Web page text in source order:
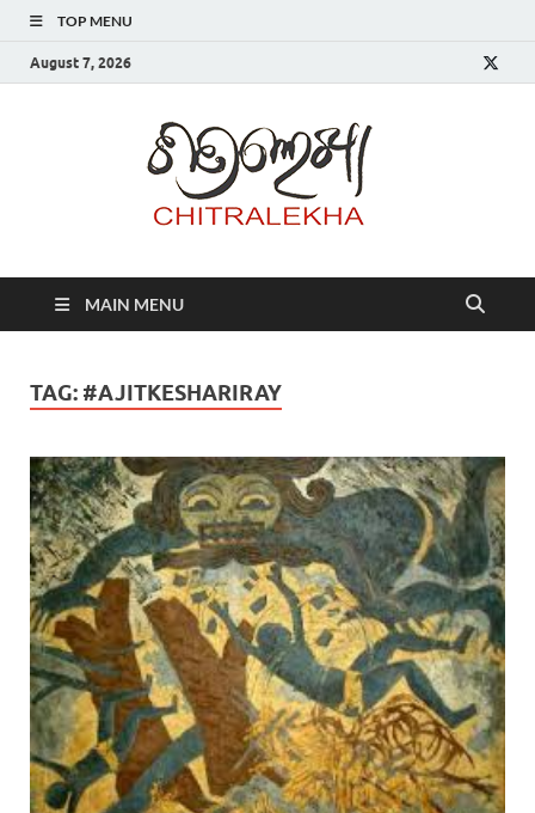
TOP MENU
August 7, 2026
MAIN MENU
TAG: #AJITKESHARIRAY